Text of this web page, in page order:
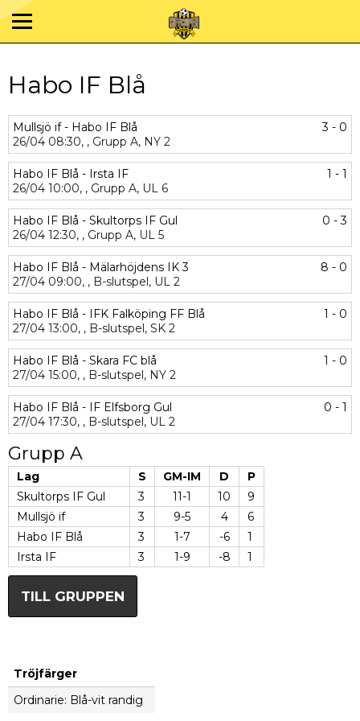
Habo IF Blå
Mullsjö if - Habo IF Blå
3 - 0
26/04 08:30, , Grupp A, NY 2
Habo IF Blå - Irsta IF
1 - 1
26/04 10:00, , Grupp A, UL 6
Habo IF Blå - Skultorps IF Gul
0 - 3
26/04 12:30, , Grupp A, UL 5
Habo IF Blå - Mälarhöjdens IK 3
8 - 0
27/04 09:00, , B-slutspel, UL 2
Habo IF Blå - IFK Falköping FF Blå
1 - 0
27/04 13:00, , B-slutspel, SK 2
Habo IF Blå - Skara FC blå
1 - 0
27/04 15:00, , B-slutspel, NY 2
Habo IF Blå - IF Elfsborg Gul
0 - 1
27/04 17:30, , B-slutspel, UL 2
Grupp A
Lag S GM-IM D
P
Skultorps IF Gul
3 11-1 10
9
Mullsjö if
3 9-5 4
6
Habo IF Blå
3 1-7 -6
1
Irsta IF
3 1-9 -8 1
TILL GRUPPEN
Tröjfärger
Ordinarie: Blå-vit randig